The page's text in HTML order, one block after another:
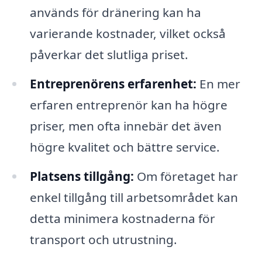
används för dränering kan ha
varierande kostnader, vilket också
påverkar det slutliga priset.
Entreprenörens erfarenhet: En mer
erfaren entreprenör kan ha högre
priser, men ofta innebär det även
högre kvalitet och bättre service.
Platsens tillgång: Om företaget har
enkel tillgång till arbetsområdet kan
detta minimera kostnaderna för
transport och utrustning.